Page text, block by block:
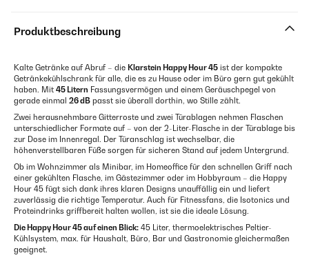
Produktbeschreibung
Kalte Getränke auf Abruf – die Klarstein Happy Hour 45 ist der kompakte
Getränkekühlschrank für alle, die es zu Hause oder im Büro gern gut gekühlt
haben. Mit 45 Litern Fassungsvermögen und einem Geräuschpegel von
gerade einmal 26 dB passt sie überall dorthin, wo Stille zählt.
Zwei herausnehmbare Gitterroste und zwei Türablagen nehmen Flaschen
unterschiedlicher Formate auf – von der 2-Liter-Flasche in der Türablage bis
zur Dose im Innenregal. Der Türanschlag ist wechselbar, die
höhenverstellbaren Füße sorgen für sicheren Stand auf jedem Untergrund.
Ob im Wohnzimmer als Minibar, im Homeoffice für den schnellen Griff nach
einer gekühlten Flasche, im Gästezimmer oder im Hobbyraum – die Happy
Hour 45 fügt sich dank ihres klaren Designs unauffällig ein und liefert
zuverlässig die richtige Temperatur. Auch für Fitnessfans, die Isotonics und
Proteindrinks griffbereit halten wollen, ist sie die ideale Lösung.
Die Happy Hour 45 auf einen Blick: 45 Liter, thermoelektrisches Peltier-
Kühlsystem, max. für Haushalt, Büro, Bar und Gastronomie gleichermaßen
geeignet.